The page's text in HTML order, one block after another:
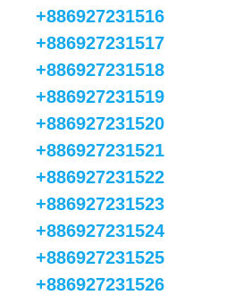
+886927231516
+886927231517
+886927231518
+886927231519
+886927231520
+886927231521
+886927231522
+886927231523
+886927231524
+886927231525
+886927231526